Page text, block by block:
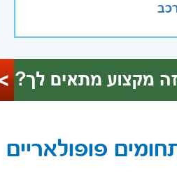
פופולאריים